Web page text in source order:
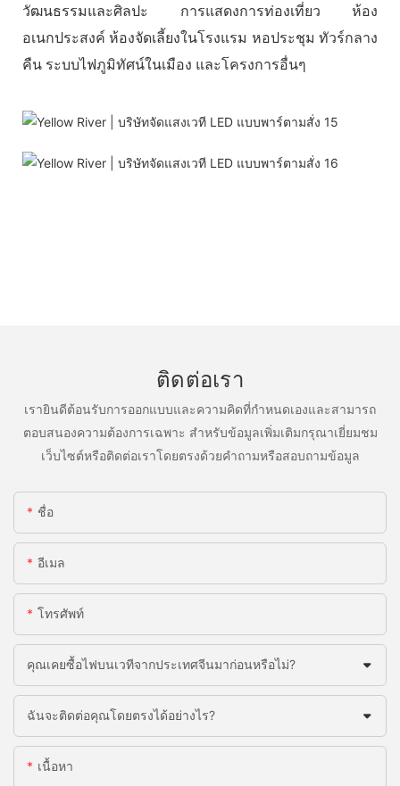
วัฒนธรรมและศิลปะ การแสดงการท่องเที่ยว ห้อง
อเนกประสงค์ ห้องจัดเลี้ยงในโรงแรม หอประชุม ทัวร์กลาง
คืน ระบบไฟภูมิทัศน์ในเมือง และโครงการอื่นๆ
ติดต่อเรา
เรายินดีต้อนรับการออกแบบและความคิดที่กำหนดเองและสามารถ
ตอบสนองความต้องการเฉพาะ สำหรับข้อมูลเพิ่มเติมกรุณาเยี่ยมชม
เว็บไซต์หรือติดต่อเราโดยตรงด้วยคำถามหรือสอบถามข้อมูล
ชื่อ
อีเมล
โทรศัพท์
คุณเคยซื้อไฟบนเวทีจากประเทศจีนมาก่อนหรือไม่?
ฉันจะติดต่อคุณโดยตรงได้อย่างไร?
เนื้อหา